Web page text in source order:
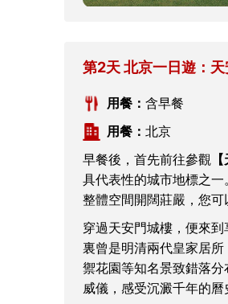
第2天 北京一日遊：
用餐： 含早餐
用餐： 北京
早餐後，首先前往參觀
具代表性的城市地標之
整體空間開闊莊嚴，您可
穿過天安門城樓，便來
裏曾是明清兩代皇家居所
禦花園等知名景致錯落
威儀，感受沉澱千年的曆